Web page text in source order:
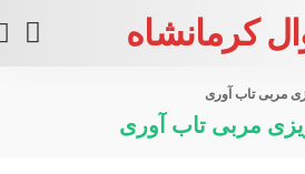
کرمانشاه
مربی تاب آوری
مربی تاب آوری